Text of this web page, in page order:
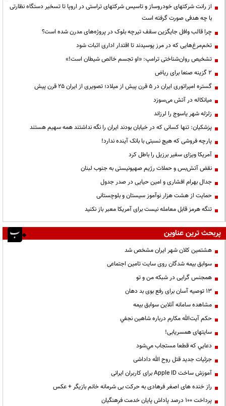
از رانت‌ شرکتهای خودروساز و تاسیس شرکتهای تراستی در اروپا تا تسخیر دستگاه نظارتی
با چه هدفی صورت گرفته است
چرا قالب وافل جایگزین سقف تیرچه بلوک در پروژه‌های مدرن شده است؟
تخم‌مرغ‌هایی که در مرز پوسیدند تا اقتدار اداری اثبات شود
تشخیص روان‌شناختی ترامپ: «او تجسم خالص شیطان است!»
۲ گزینه صنعا برای ریاض
گستره امپراتوری ایران در ۵ قرن پیش از میلاد؛ تصویری از ایران ۲۵ قرن پیش
میانکاله در آتش می‌سوزد
زلزله شهر یاسوج را لرزاند
پزشکیان: تنها کسانی که در خیابان بودند ایران را نگه نداشتند همه سهیم هستند
پارچه فروشی که هیچ نسبتی با بانک آینده ندارد!
آمریکا ویزای سفیر برزیل را باطل کرد
نقض آتش‌بس و حملات رژیم صهیونیستی به جنوب لبنان
جدال بهرام افشاری و امین حیایی در صدر جدول
حمایت از هشت هزار نوآموز سیستان و بلوچستانی
تنگه هرمز قابل معامله نیست برای آمریکا معبر باز نکنید
پربحث ترین عناوین
هشتمین کلان شهر ایران مشخص شد
سوابق بیمه شدگان روی سایت تامین اجتماعی
همجنس گرایی در شبکه من و تو
13 توصیه آسان برای رفع بوی بد دهان
مشاهده سامانه آنلاين سوابق بیمه
حكم آيت‌الله مكارم درباره شاهين نجفي
سایتهای همسریابی!
دعايي كه قطعا مستجاب مي‌شود
جزئیات جدید قتل روح الله داداشی
آموزش ساخت Apple ID برای کاربران ایرانی
راز خنده های اصغر فرهادی به حرکت بی شرمانه خانم بازیگر + عکس
پرداخت ۱۰۰ درصد پاداش پایان خدمت فرهنگیان